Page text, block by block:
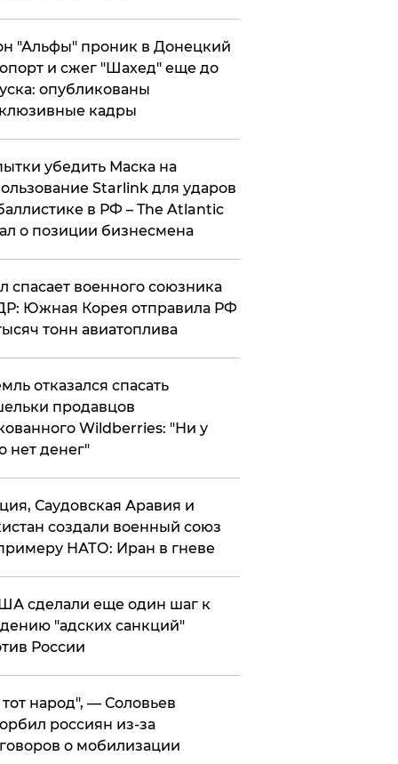
"Альфы" проник в Донецкий
и сжег "Шахед" еще до
опубликованы
кадры
убедить Маска на
Starlink для ударов
в РФ – The Atlantic
о позиции бизнесмена
спасает военного союзника
Южная Корея отправила РФ
тонн авиатоплива
отказался спасать
продавцов
Wildberries: "Ни у
нет денег"
Саудовская Аравия и
создали военный союз
НАТО: Иран в гневе
сделали еще один шаг к
"адских санкций"
России
народ", — Соловьев
россиян из-за
о мобилизации